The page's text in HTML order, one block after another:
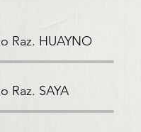
Raz. HUAYNO
Raz. SAYA